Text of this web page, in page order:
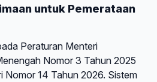
untuk Pemerataan
Peraturan Menteri
Nomor 3 Tahun 2025
Nomor 14 Tahun 2026. Sistem